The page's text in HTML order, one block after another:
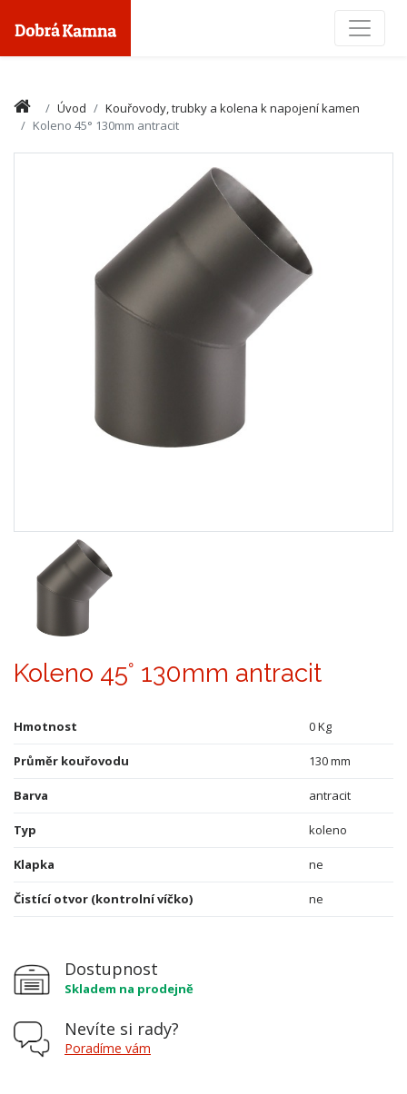
Úvod
Kouřovody, trubky a kolena k napojení kamen
Koleno 45° 130mm antracit
Koleno 45° 130mm antracit
Hmotnost 0 Kg
Průměr kouřovodu 130 mm
Barva antracit
Typ koleno
Klapka ne
Čistící otvor (kontrolní víčko) ne
Dostupnost
Skladem na prodejně
Nevíte si rady?
Poradíme vám